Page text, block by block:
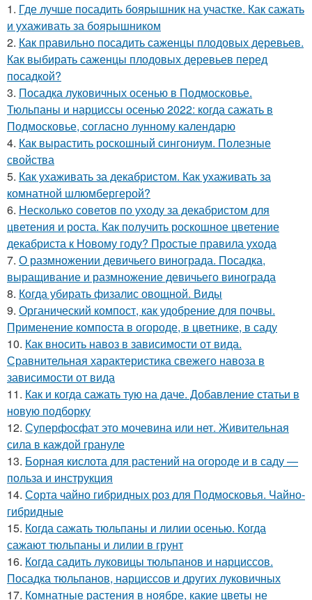
1. Где лучше посадить боярышник на участке. Как сажать
и ухаживать за боярышником
2. Как правильно посадить саженцы плодовых деревьев.
Как выбирать саженцы плодовых деревьев перед
посадкой?
3. Посадка луковичных осенью в Подмосковье.
Тюльпаны и нарциссы осенью 2022: когда сажать в
Подмосковье, согласно лунному календарю
4. Как вырастить роскошный сингониум. Полезные
свойства
5. Как ухаживать за декабристом. Как ухаживать за
комнатной шлюмбергерой?
6. Несколько советов по уходу за декабристом для
цветения и роста. Как получить роскошное цветение
декабриста к Новому году? Простые правила ухода
7. О размножении девичьего винограда. Посадка,
выращивание и размножение девичьего винограда
8. Когда убирать физалис овощной. Виды
9. Органический компост, как удобрение для почвы.
Применение компоста в огороде, в цветнике, в саду
10. Как вносить навоз в зависимости от вида.
Сравнительная характеристика свежего навоза в
зависимости от вида
11. Как и когда сажать тую на даче. Добавление статьи в
новую подборку
12. Суперфосфат это мочевина или нет. Живительная
сила в каждой грануле
13. Борная кислота для растений на огороде и в саду —
польза и инструкция
14. Сорта чайно гибридных роз для Подмосковья. Чайно-
гибридные
15. Когда сажать тюльпаны и лилии осенью. Когда
сажают тюльпаны и лилии в грунт
16. Когда садить луковицы тюльпанов и нарциссов.
Посадка тюльпанов, нарциссов и других луковичных
17. Комнатные растения в ноябре, какие цветы не